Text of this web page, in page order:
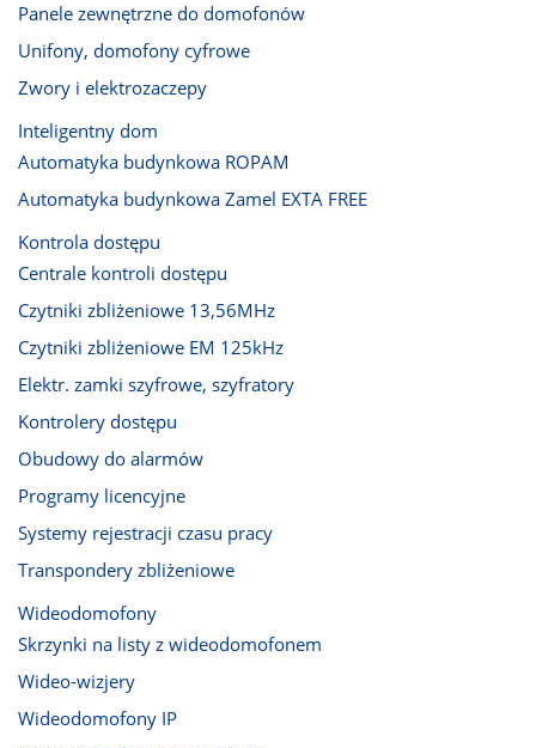
Panele zewnętrzne do domofonów
Unifony, domofony cyfrowe
Zwory i elektrozaczepy
Inteligentny dom
Automatyka budynkowa ROPAM
Automatyka budynkowa Zamel EXTA FREE
Kontrola dostępu
Centrale kontroli dostępu
Czytniki zbliżeniowe 13,56MHz
Czytniki zbliżeniowe EM 125kHz
Elektr. zamki szyfrowe, szyfratory
Kontrolery dostępu
Obudowy do alarmów
Programy licencyjne
Systemy rejestracji czasu pracy
Transpondery zbliżeniowe
Wideodomofony
Skrzynki na listy z wideodomofonem
Wideo-wizjery
Wideodomofony IP